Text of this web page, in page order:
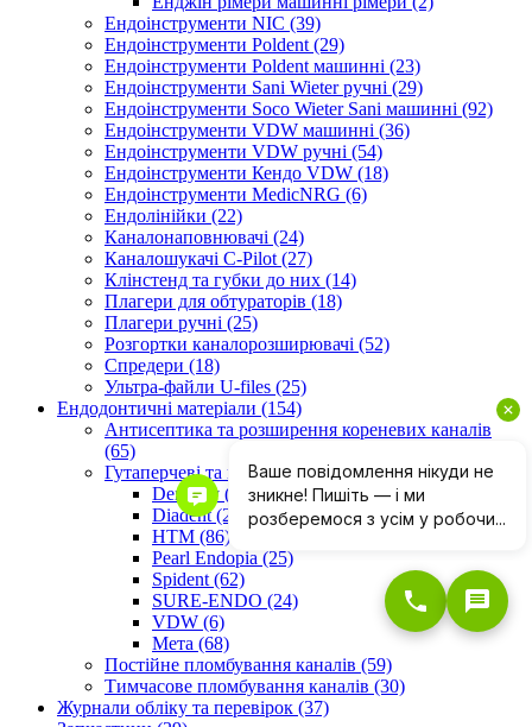
Ендоінструменти NIC (39)
Ендоінструменти Poldent (29)
Ендоінструменти Poldent машинні (23)
Ендоінструменти Sani Wieter ручні (29)
Ендоінструменти Soco Wieter Sani машинні (92)
Ендоінструменти VDW машинні (36)
Ендоінструменти VDW ручні (54)
Ендоінструменти Кендо VDW (18)
Ендоінструменти МedicNRG (6)
Ендолінійки (22)
Каналонаповнювачі (24)
Каналошукачі C-Pilot (27)
Клінстенд та губки до них (14)
Плагери для обтураторів (18)
Плагери ручні (25)
Розгортки каналорозширювачі (52)
Спредери (18)
Ультра-файли U-files (25)
Ендодонтичні матеріали (154)
Антисептика та розширення кореневих каналів
(65)
Гутаперчеві та паперові штифти (318)
Dentsply (20)
Diadent (25)
HTM (86)
Pearl Endopia (25)
Spident (62)
SURE-ENDO (24)
VDW (6)
Мета (68)
Постійне пломбування каналів (59)
Тимчасове пломбування каналів (30)
Журнали обліку та перевірок (37)